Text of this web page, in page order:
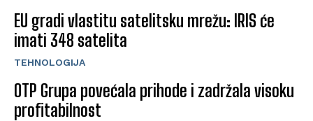
EU gradi vlastitu satelitsku mrežu: IRIS će
imati 348 satelita
TEHNOLOGIJA
OTP Grupa povećala prihode i zadržala visoku
profitabilnost